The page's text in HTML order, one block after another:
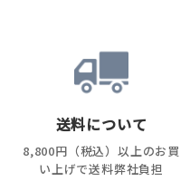
送料について
8,800円（税込）以上のお買
い上げで送料弊社負担